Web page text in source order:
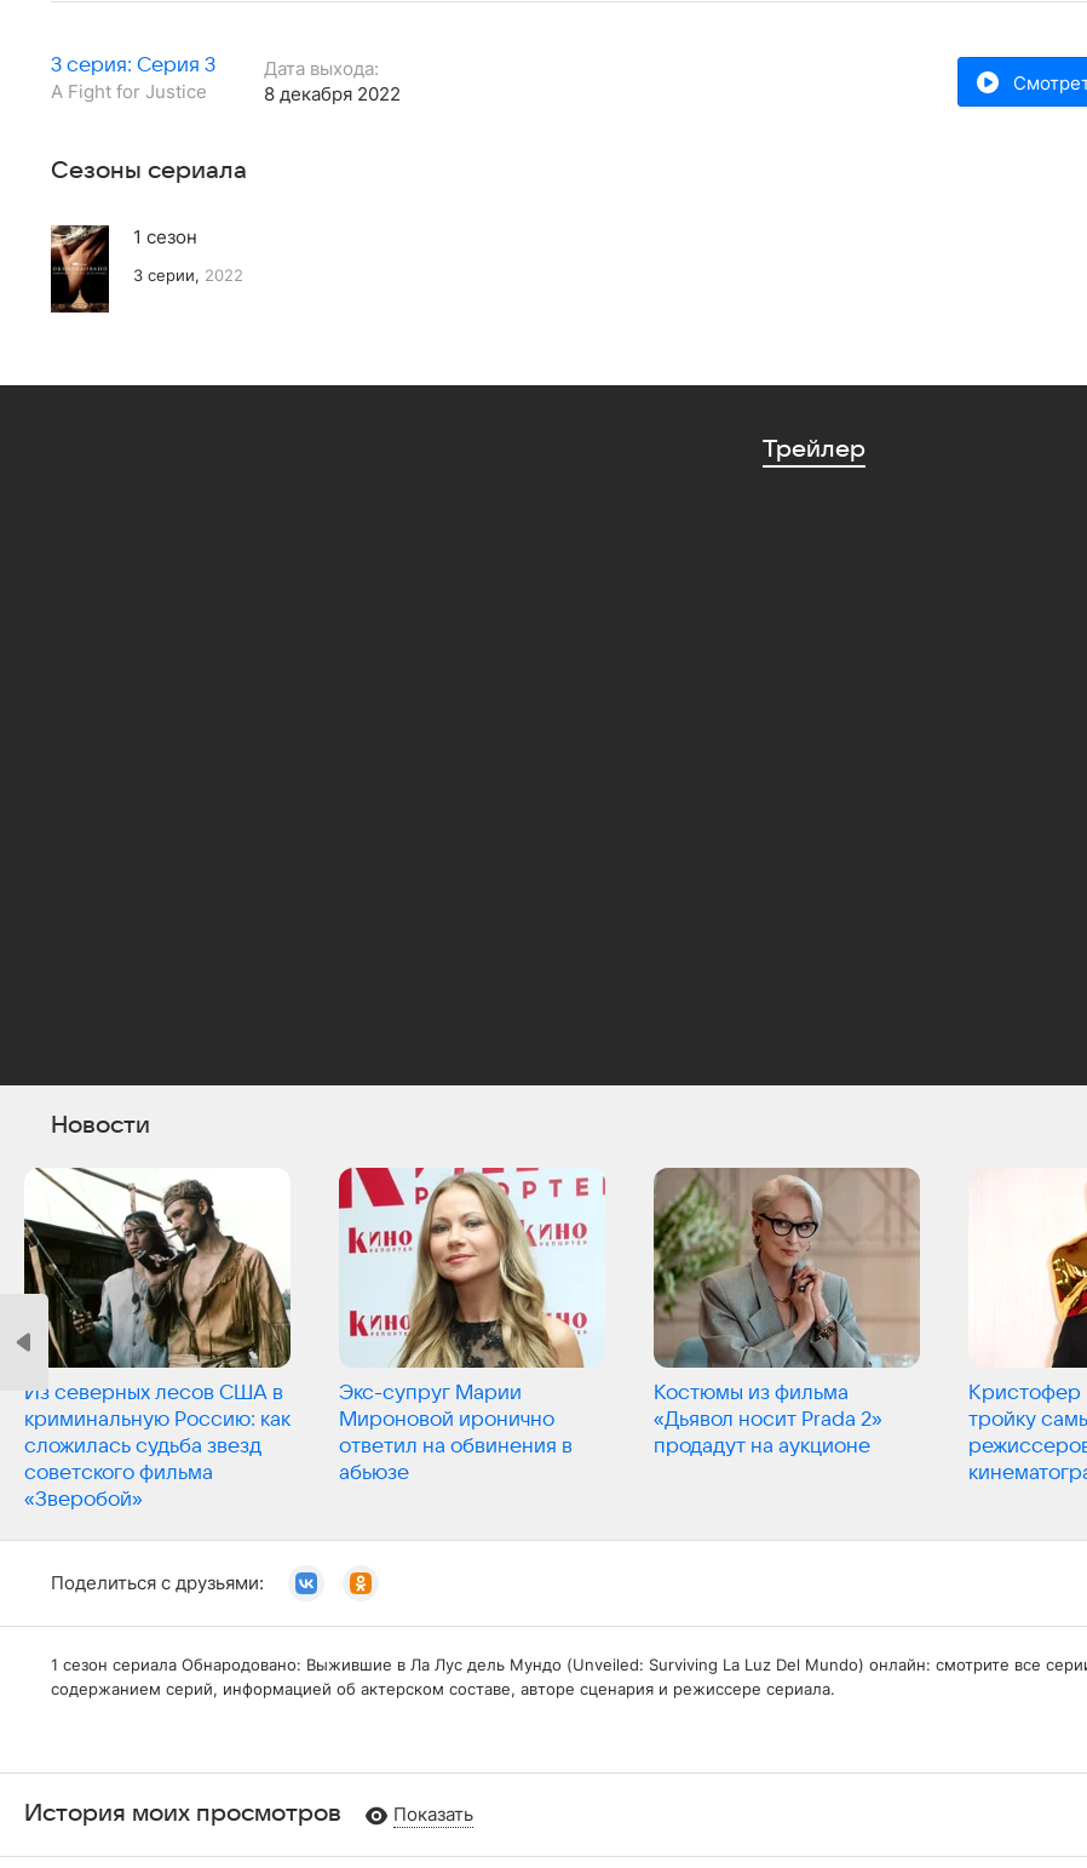
3 серия: Серия 3
A Fight for Justice
Дата выхода:
8 декабря 2022
Сезоны сериала
1 сезон
3 серии, 2022
Трейлер
Новости
Из северных лесов США в
криминальную Россию: как
сложилась судьба звезд
советского фильма
«Зверобой»
Экс-супруг Марии
Мироновой иронично
ответил на обвинения в
абьюзе
Костюмы из фильма
«Дьявол носит Prada 2»
продадут на аукционе
Кристофер
тройку
Поделиться с друзьями:
1 сезон сериала Обнародовано: Выжившие в Ла Лус дель Мундо (Unveiled: Surviving La Luz Del Mundo) онлайн: смотрите все
содержанием серий, информацией об актерском составе, авторе сценария и режиссере сериала.
История моих просмотров Показать